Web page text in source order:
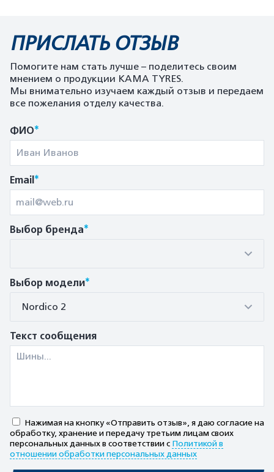
ПРИСЛАТЬ ОТЗЫВ
Помогите нам стать лучше – поделитесь своим
мнением о продукции KAMA TYRES.
Мы внимательно изучаем каждый отзыв и передаем
все пожелания отделу качества.
ФИО*
Email*
Выбор бренда*
Выбор модели*
Nordico 2
Текст сообщения
Нажимая на кнопку «Отправить отзыв», я даю согласие на
обработку, хранение и передачу третьим лицам своих
персональных данных в соответствии с Политикой в
отношении обработки персональных данных